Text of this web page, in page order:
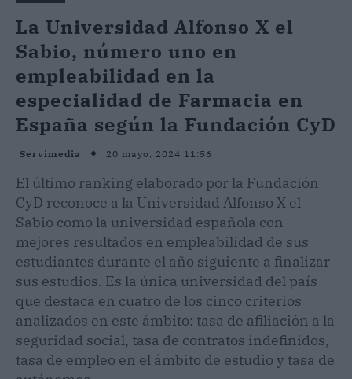
La Universidad Alfonso X el
Sabio, número uno en
empleabilidad en la
especialidad de Farmacia en
España según la Fundación CyD
Servimedia 20 mayo, 2024 11:56
El último ranking elaborado por la Fundación
CyD reconoce a la Universidad Alfonso X el
Sabio como la universidad española con
mejores resultados en empleabilidad de sus
estudiantes durante el año siguiente a finalizar
sus estudios. Es la única universidad del país
que destaca en cuatro de los cinco criterios
analizados en este ámbito: tasa de afiliación a la
seguridad social, tasa de contratos indefinidos,
tasa de empleo en el ámbito de estudio y tasa de